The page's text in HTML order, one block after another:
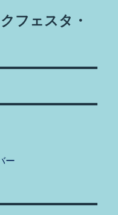
フェスタ・
ー